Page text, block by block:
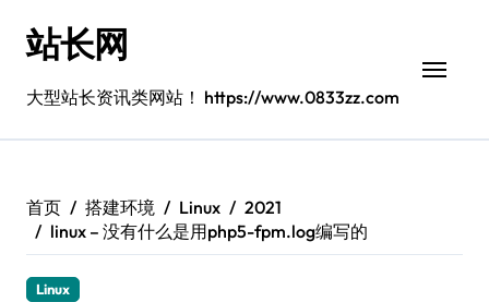
站长网
大型站长资讯类网站！ https://www.0833zz.com
首页 搭建环境 Linux
2021
linux – 没有什么是用php5-fpm.log编写的
Linux